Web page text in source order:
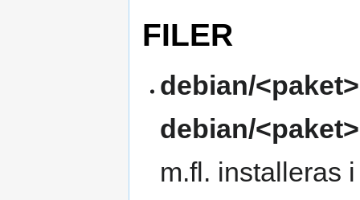
FILER
debian/
debian/
m.fl. installeras